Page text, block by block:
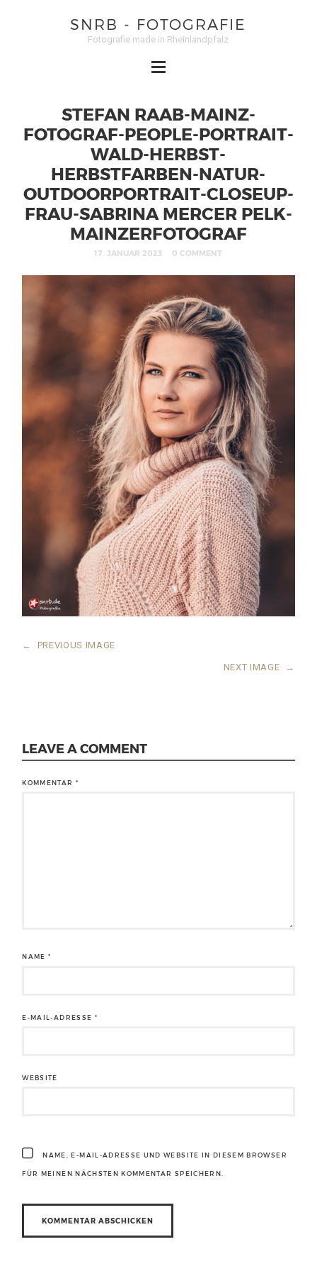
SNRB - FOTOGRAFIE
Fotografie made in Rheinlandpfalz
STEFAN RAAB-MAINZ-
FOTOGRAF-PEOPLE-PORTRAIT-
WALD-HERBST-
HERBSTFARBEN-NATUR-
OUTDOORPORTRAIT-CLOSEUP-
FRAU-SABRINA MERCER PELK-
MAINZERFOTOGRAF
17. JANUAR 2023 0 COMMENT
← PREVIOUS IMAGE
NEXT IMAGE →
LEAVE A COMMENT
KOMMENTAR *
NAME*
E-MAIL-ADRESSE *
WEBSITE
NAME, E-MAIL-ADRESSE UND WEBSITE IN DIESEM BROWSER
FÜR MEINEN NÄCHSTEN KOMMENTAR SPEICHERN.